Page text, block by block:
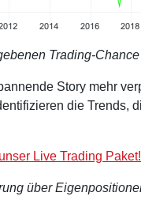
Trading-
Story mehr
die Trends,
Live Trading Paket!
über